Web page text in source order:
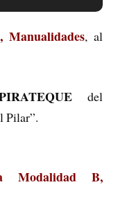
, al
del
Pilar”.
B,